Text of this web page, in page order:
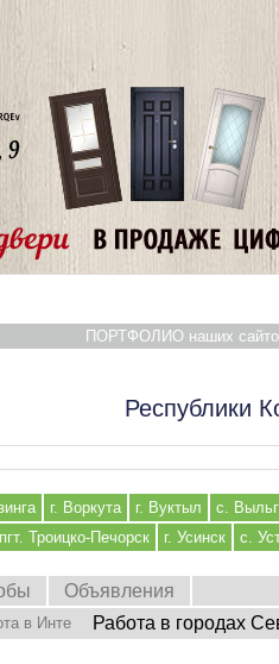
ПОРТФОЛИО наших
Республики
г. Воркута г. Вуктыл с.
пгт. Троицко-Печорск г. Усинск с.
Объявления
в Инте Работа в городах